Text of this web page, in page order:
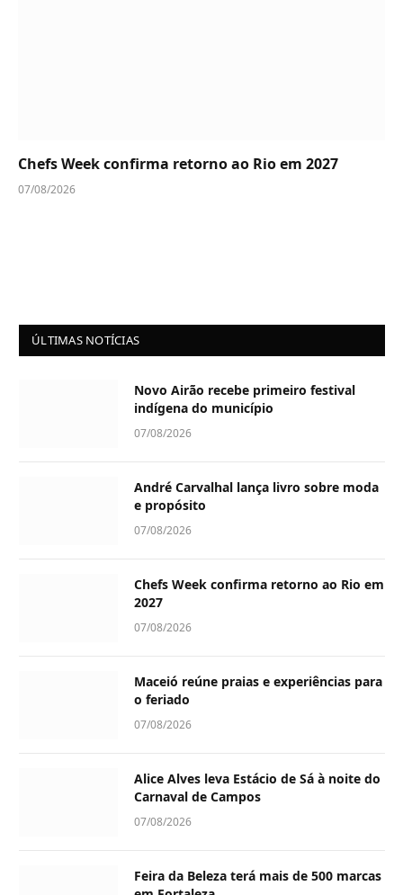
Chefs Week confirma retorno ao Rio em 2027
07/08/2026
ÚLTIMAS NOTÍCIAS
Novo Airão recebe primeiro festival
indígena do município
07/08/2026
André Carvalhal lança livro sobre moda
e propósito
07/08/2026
Chefs Week confirma retorno ao Rio em
2027
07/08/2026
Maceió reúne praias e experiências para
o feriado
07/08/2026
Alice Alves leva Estácio de Sá à noite do
Carnaval de Campos
07/08/2026
Feira da Beleza terá mais de 500 marcas